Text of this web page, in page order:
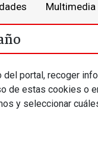
Multimedia
portal, recoger
de estas cookies o
y seleccionar